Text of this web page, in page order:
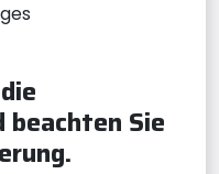
beachten Sie